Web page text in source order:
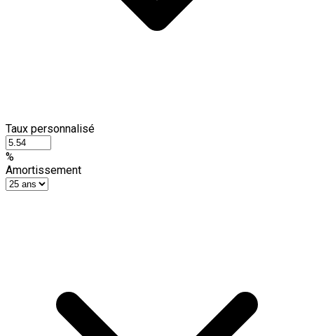
Taux personnalisé
%
Amortissement